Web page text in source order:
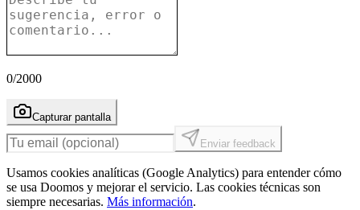
0/2000
Capturar pantalla
Enviar feedback
Usamos cookies analíticas (Google Analytics) para entender cómo
se usa Doomos y mejorar el servicio. Las cookies técnicas son
siempre necesarias. Más información.